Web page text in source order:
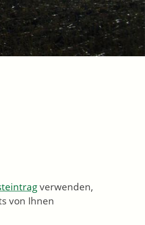
verwenden,
von Ihnen